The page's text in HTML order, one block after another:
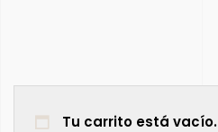
Tu carrito está vacío.